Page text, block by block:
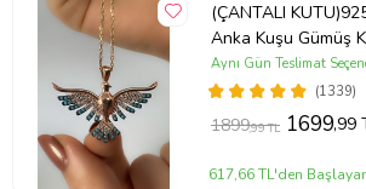
(ÇANTALI
Anka Kuşu Gümüş
MAVİ
(1339)
Aynı Gün Teslimat
1899,99 TL 1699,99
617,66 TL'den